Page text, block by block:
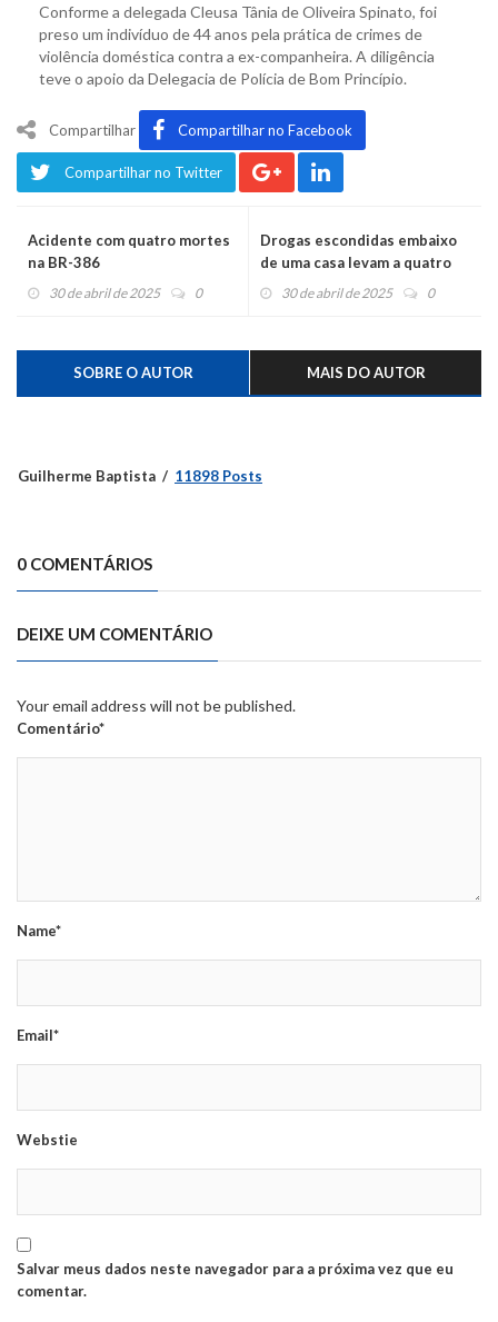
Conforme a delegada Cleusa Tânia de Oliveira Spinato, foi
preso um indivíduo de 44 anos pela prática de crimes de
violência doméstica contra a ex-companheira. A diligência
teve o apoio da Delegacia de Polícia de Bom Princípio.
Compartilhar Compartilhar no Facebook
Compartilhar no Twitter
Acidente com quatro mortes
na BR-386
30 de abril de 2025 0
Drogas escondidas embaixo
de uma casa levam a quatro
prisões
30 de abril de 2025 0
SOBRE O AUTOR MAIS DO AUTOR
Guilherme Baptista 11898 Posts
0 COMENTÁRIOS
DEIXE UM COMENTÁRIO
Your email address will not be published.
Comentário*
Name*
Email*
Webstie
Salvar meus dados neste navegador para a próxima vez que eu
comentar.